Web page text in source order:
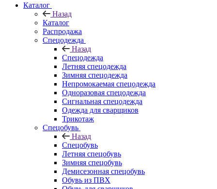
Каталог
Назад
Каталог
Распродажа
Спецодежда
Назад
Спецодежда
Летняя спецодежда
Зимняя спецодежда
Непромокаемая спецодежда
Одноразовая спецодежда
Сигнальная спецодежда
Одежда для сварщиков
Трикотаж
Спецобувь
Назад
Спецобувь
Летняя спецобувь
Зимняя спецобувь
Демисезонная спецобувь
Обувь из ПВХ